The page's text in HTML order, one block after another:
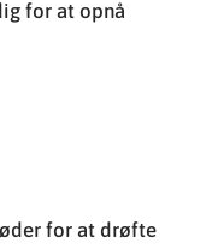
for at opnå
for at drøfte